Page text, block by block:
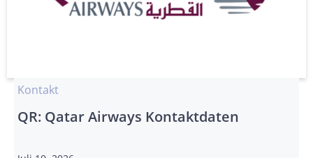
Kontakt
QR: Qatar Airways Kontaktdaten